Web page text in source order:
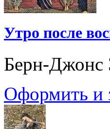
Утро после
Берн-Джонс
Оформить и